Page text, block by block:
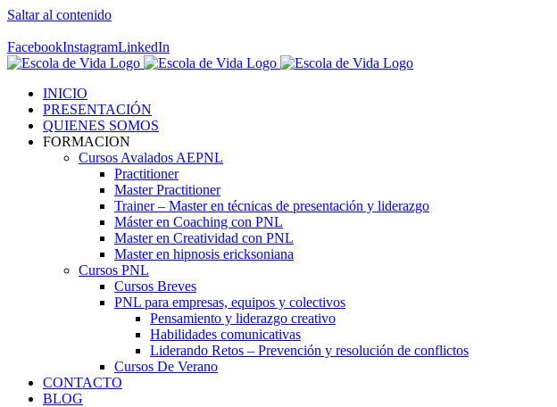
Saltar al contenido
FacebookInstagramLinkedIn
INICIO
PRESENTACIÓN
QUIENES SOMOS
FORMACION
Cursos Avalados AEPNL
Practitioner
Master Practitioner
Trainer – Master en técnicas de presentación y liderazgo
Máster en Coaching con PNL
Master en Creatividad con PNL
Master en hipnosis ericksoniana
Cursos PNL
Cursos Breves
PNL para empresas, equipos y colectivos
Pensamiento y liderazgo creativo
Habilidades comunicativas
Liderando Retos – Prevención y resolución de conflictos
Cursos De Verano
CONTACTO
BLOG